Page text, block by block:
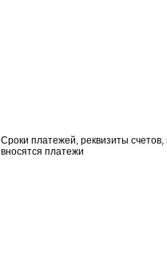
Сроки платежей, реквизиты
вносятся платежи